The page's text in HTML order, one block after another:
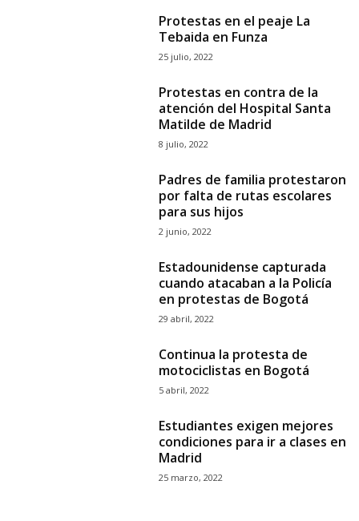
Protestas en el peaje La
Tebaida en Funza
25 julio, 2022
Protestas en contra de la
atención del Hospital Santa
Matilde de Madrid
8 julio, 2022
Padres de familia protestaron
por falta de rutas escolares
para sus hijos
2 junio, 2022
Estadounidense capturada
cuando atacaban a la Policía
en protestas de Bogotá
29 abril, 2022
Continua la protesta de
motociclistas en Bogotá
5 abril, 2022
Estudiantes exigen mejores
condiciones para ir a clases en
Madrid
25 marzo, 2022